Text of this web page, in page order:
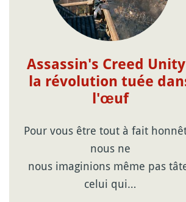
Assassin's Creed
la révolution tuée
l'œuf
Pour vous être tout à fait
nous ne
nous imaginions même pas
celui qui…